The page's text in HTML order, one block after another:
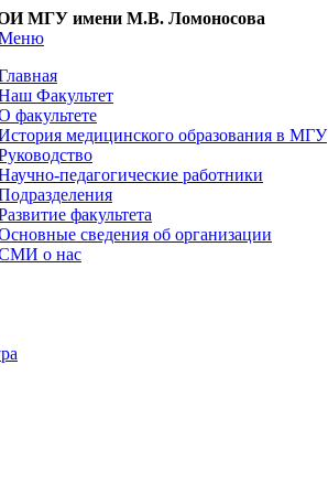
МГУ имени М.В. Ломоносова
Факультет
факультете
медицинского образования в МГУ
педагогические работники
факультета
сведения об организации
о нас